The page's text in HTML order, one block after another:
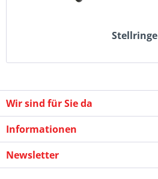
Stellringe
Wir sind für Sie da
Informationen
Newsletter